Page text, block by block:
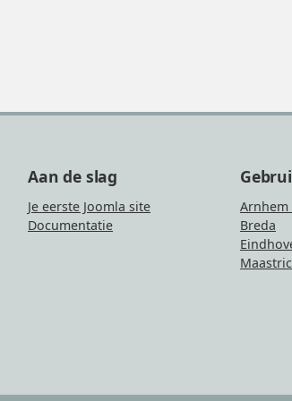
Aan de slag
Je eerste Joomla site
Documentatie
Breda